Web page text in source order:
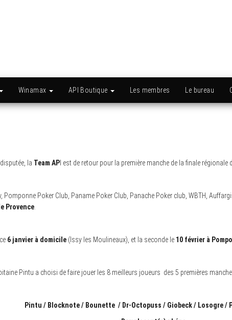
Winamax API Boutique Les membres Le bureau
la Team API est de retour pour la première manche de la finale régionale
Poker Club, Paname Poker Club, Panache Poker club, WBTH,
Provence
6 janvier à domicile (Issy les Moulineaux), et la seconde le 10 février à
Pintu a choisi de faire jouer les 8 meilleurs joueurs des 5 premières
Pintu / Blocknote / Bounette / Dr-Octopuss / Giobeck / Losogre /